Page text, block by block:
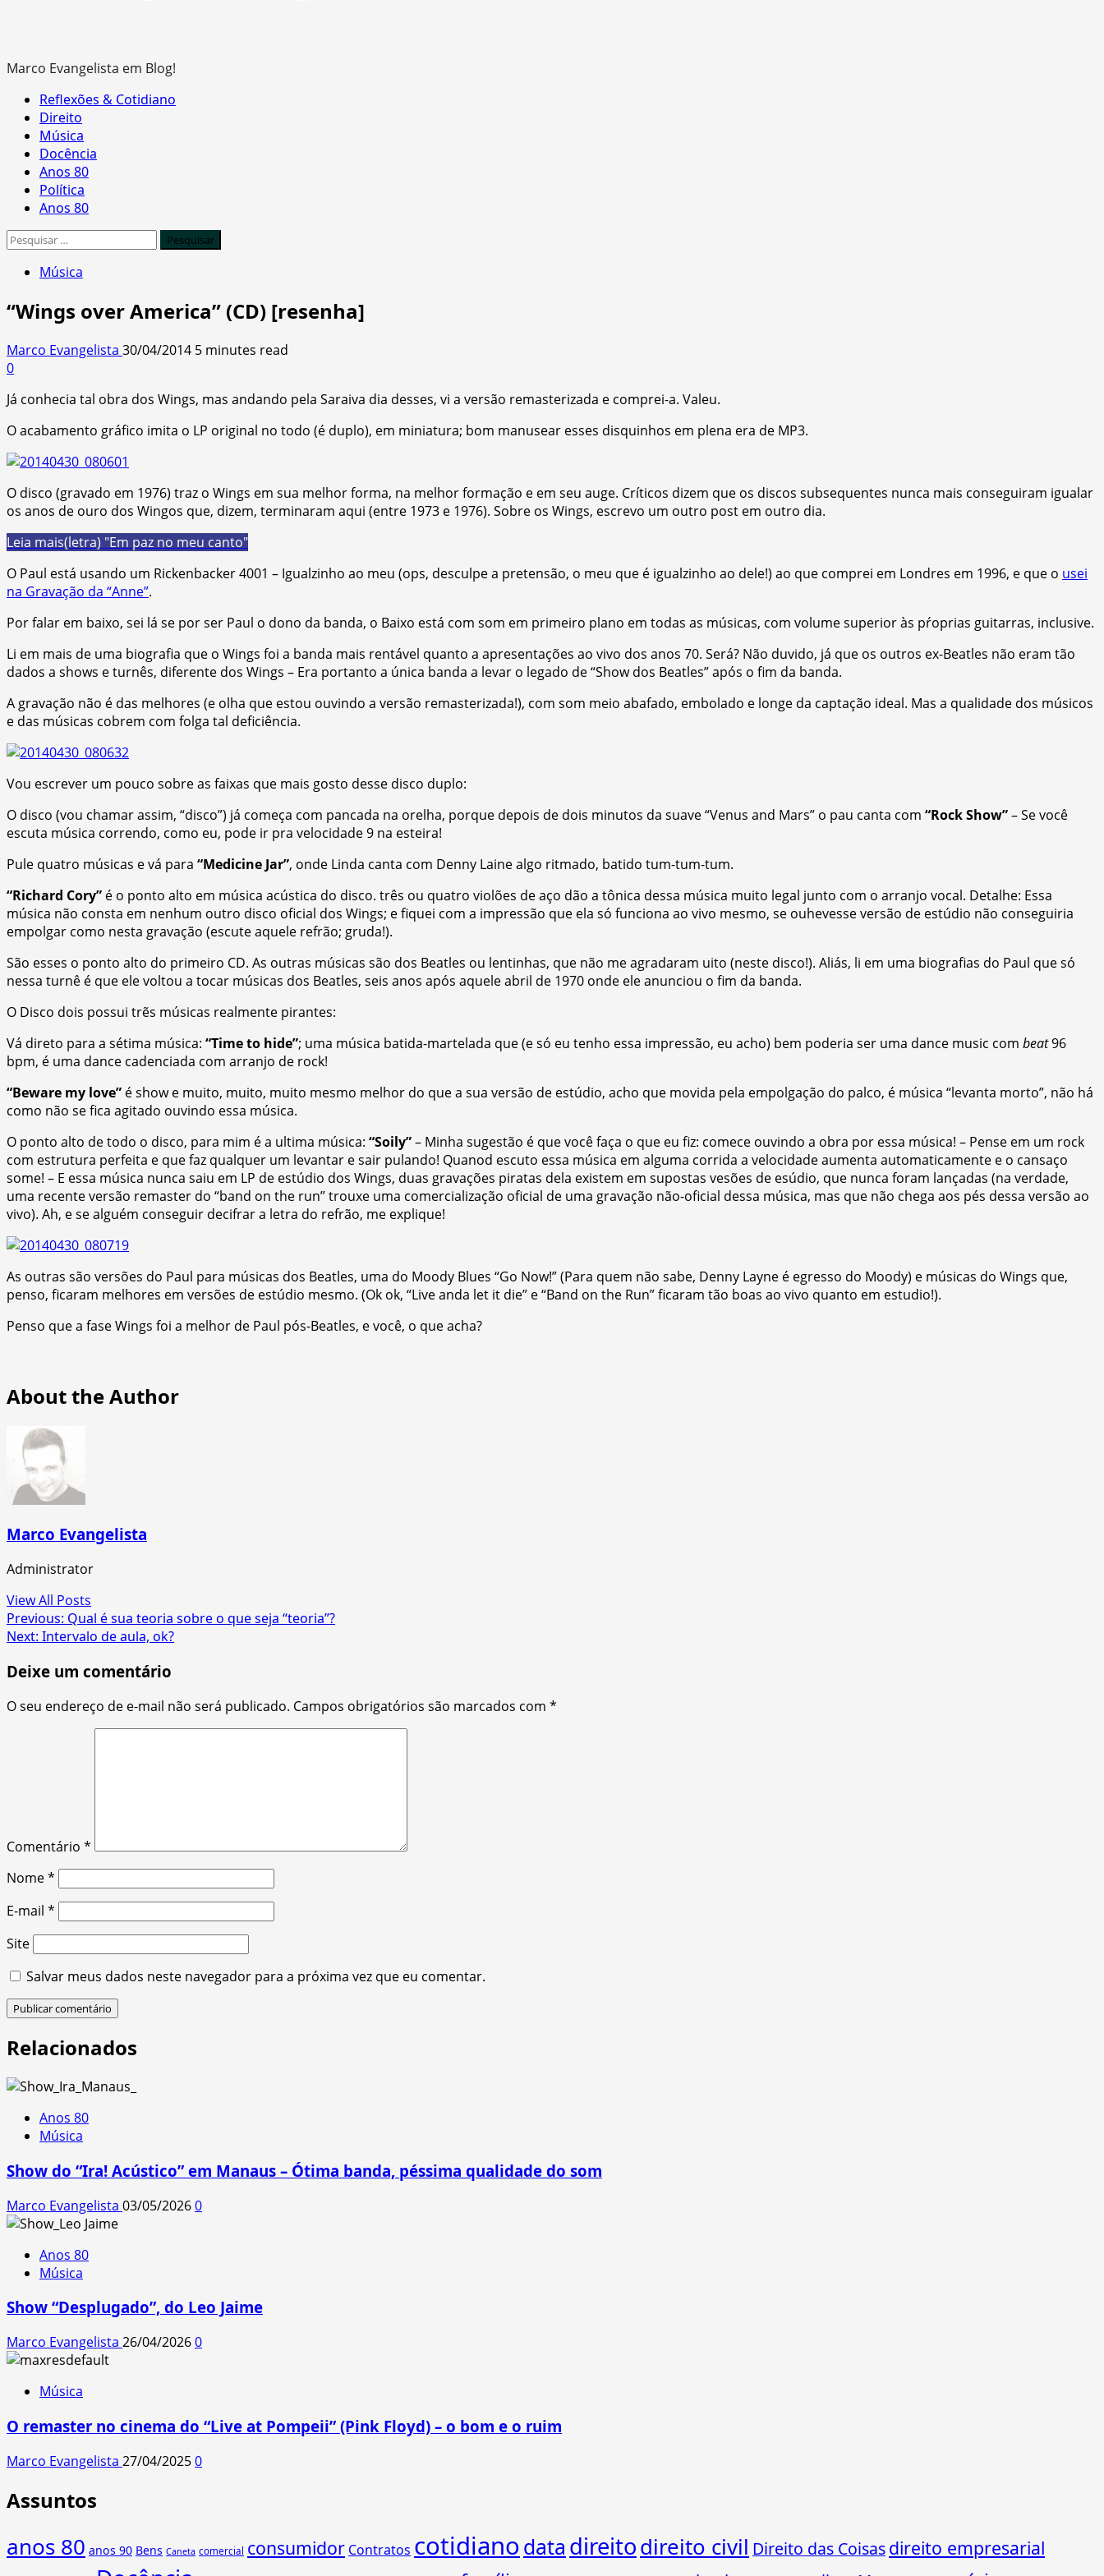
Marco Evangelista em Blog!
Primary
Menu
Reflexões & Cotidiano
Direito
Música
Docência
Anos 80
Política
Anos 80
Pesquisar
Música
“Wings over America” (CD) [resenha]
Marco Evangelista 30/04/2014 5 minutes read
0
Já conhecia tal obra dos Wings, mas andando pela Saraiva dia desses, vi a versão remasterizada e comprei-a. Valeu.
O acabamento gráfico imita o LP original no todo (é duplo), em miniatura; bom manusear esses disquinhos em plena era de MP3.
O disco (gravado em 1976) traz o Wings em sua melhor forma, na melhor formação e em seu auge. Críticos dizem que os discos subsequentes nunca mais conseguiram igualar
os anos de ouro dos Wingos que, dizem, terminaram aqui (entre 1973 e 1976). Sobre os Wings, escrevo um outro post em outro dia.
Leia mais(letra) "Em paz no meu canto"
O Paul está usando um Rickenbacker 4001 – Igualzinho ao meu (ops, desculpe a pretensão, o meu que é igualzinho ao dele!) ao que comprei em Londres em 1996, e que o usei
na Gravação da “Anne”.
Por falar em baixo, sei lá se por ser Paul o dono da banda, o Baixo está com som em primeiro plano em todas as músicas, com volume superior às pŕoprias guitarras, inclusive.
Li em mais de uma biografia que o Wings foi a banda mais rentável quanto a apresentações ao vivo dos anos 70. Será? Não duvido, já que os outros ex-Beatles não eram tão
dados a shows e turnês, diferente dos Wings – Era portanto a única banda a levar o legado de “Show dos Beatles” após o fim da banda.
A gravação não é das melhores (e olha que estou ouvindo a versão remasterizada!), com som meio abafado, embolado e longe da captação ideal. Mas a qualidade dos músicos
e das músicas cobrem com folga tal deficiência.
Vou escrever um pouco sobre as faixas que mais gosto desse disco duplo:
O disco (vou chamar assim, “disco”) já começa com pancada na orelha, porque depois de dois minutos da suave “Venus and Mars” o pau canta com “Rock Show”– Se você
escuta música correndo, como eu, pode ir pra velocidade 9 na esteira!
Pule quatro músicas e vá para “Medicine Jar”, onde Linda canta com Denny Laine algo ritmado, batido tum-tum-tum.
“Richard Cory” é o ponto alto em música acústica do disco. três ou quatro violões de aço dão a tônica dessa música muito legal junto com o arranjo vocal. Detalhe: Essa
música não consta em nenhum outro disco oficial dos Wings; e fiquei com a impressão que ela só funciona ao vivo mesmo, se ouhevesse versão de estúdio não conseguiria
empolgar como nesta gravação (escute aquele refrão; gruda!).
São esses o ponto alto do primeiro CD. As outras músicas são dos Beatles ou lentinhas, que não me agradaram uito (neste disco!). Aliás, li em uma biografias do Paul que só
nessa turnê é que ele voltou a tocar músicas dos Beatles, seis anos após aquele abril de 1970 onde ele anunciou o fim da banda.
O Disco dois possui trẽs músicas realmente pirantes:
Vá direto para a sétima música: “Time to hide”; uma música batida-martelada que (e só eu tenho essa impressão, eu acho) bem poderia ser uma dance music com beat96
bpm, é uma dance cadenciada com arranjo de rock!
“Beware my love” é show e muito, muito, muito mesmo melhor do que a sua versão de estúdio, acho que movida pela empolgação do palco, é música “levanta morto”, não há
como não se fica agitado ouvindo essa música.
O ponto alto de todo o disco, para mim é a ultima música: “Soily”– Minha sugestão é que você faça o que eu fiz: comece ouvindo a obra por essa música! – Pense em um rock
com estrutura perfeita e que faz qualquer um levantar e sair pulando! Quanod escuto essa música em alguma corrida a velocidade aumenta automaticamente e o cansaço
some! – E essa música nunca saiu em LP de estúdio dos Wings, duas gravações piratas dela existem em supostas vesões de esúdio, que nunca foram lançadas (na verdade,
uma recente versão remaster do “band on the run” trouxe uma comercialização oficial de uma gravação não-oficial dessa música, mas que não chega aos pés dessa versão ao
vivo). Ah, e se alguém conseguir decifrar a letra do refrão, me explique!
As outras são versões do Paul para músicas dos Beatles, uma do Moody Blues “Go Now!” (Para quem não sabe, Denny Layne é egresso do Moody) e músicas do Wings que,
penso, ficaram melhores em versões de estúdio mesmo. (Ok ok, “Live anda let it die” e “Band on the Run” ficaram tão boas ao vivo quanto em estudio!).
Penso que a fase Wings foi a melhor de Paul pós-Beatles, e você, o que acha?
About the Author
Marco Evangelista
Administrator
View All Posts
Post
navigation
Previous: Qual é sua teoria sobre o que seja “teoria”?
Next: Intervalo de aula, ok?
Deixe um comentário
O seu endereço de e-mail não será publicado. Campos obrigatórios são marcados com *
Comentário *
Nome*
E-mail *
Site
Salvar meus dados neste navegador para a próxima vez que eu comentar.
Relacionados
Anos 80
Música
Show do “Ira! Acústico” em Manaus – Ótima banda, péssima qualidade do som
Marco Evangelista 03/05/20260
Anos 80
Música
Show “Desplugado”, do Leo Jaime
Marco Evangelista 26/04/20260
Música
O remaster no cinema do “Live at Pompeii” (Pink Floyd) – o bom e o ruim
Marco Evangelista 27/04/20250
Assuntos
anos 80 anos 90 Bens Caneta comercial consumidor Contratos cotidianodata direitodireito civil Direito das Coisasdireito empresarial